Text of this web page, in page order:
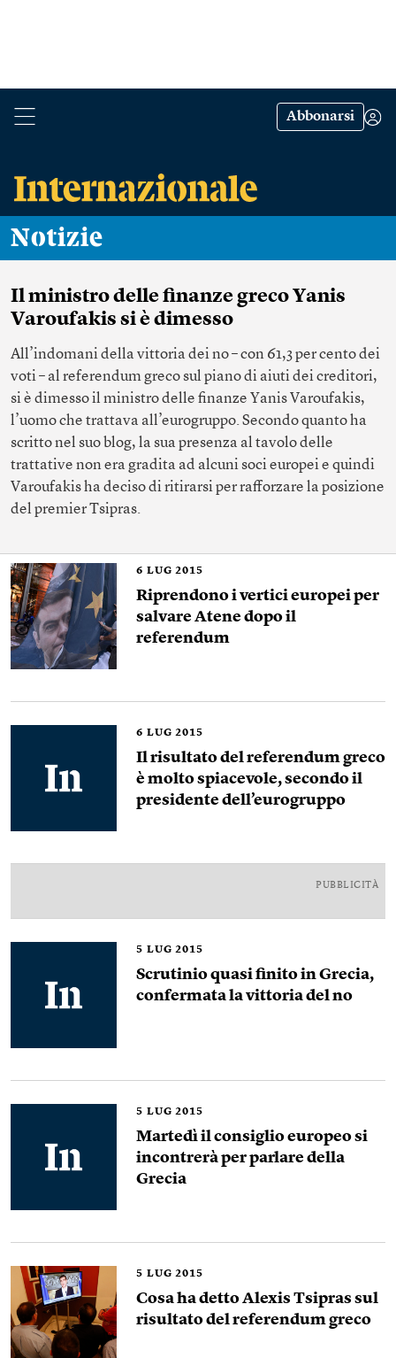
Abbonarsi
Notizie
Il ministro delle finanze greco Yanis
Varoufakis si è dimesso
All’indomani della vittoria dei no – con 61,3 per cento dei
voti – al referendum greco sul piano di aiuti dei creditori,
si è dimesso il ministro delle finanze Yanis Varoufakis,
l’uomo che trattava all’eurogruppo. Secondo quanto ha
scritto nel suo blog, la sua presenza al tavolo delle
trattative non era gradita ad alcuni soci europei e quindi
Varoufakis ha deciso di ritirarsi per rafforzare la posizione
del premier Tsipras.
6 LUG 2015
Riprendono i vertici europei per
salvare Atene dopo il
referendum
6 LUG 2015
Il risultato del referendum greco
è molto spiacevole, secondo il
presidente dell’eurogruppo
PUBBLICITÀ
5 LUG 2015
Scrutinio quasi finito in Grecia,
confermata la vittoria del no
5 LUG 2015
Martedì il consiglio europeo si
incontrerà per parlare della
Grecia
5 LUG 2015
Cosa ha detto Alexis Tsipras sul
risultato del referendum greco